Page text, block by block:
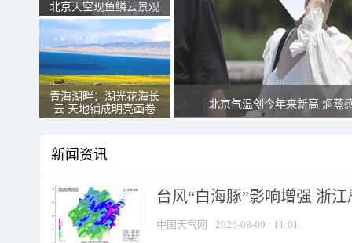
北京天空现鱼鳞云景观
青海湖畔：湖光花海长
云 天地铺成明亮画卷
北京气温创今年来新高 焖蒸
新闻资讯
台风“白海豚”影响增强 浙
中国天气网 2026-08-09 11:01